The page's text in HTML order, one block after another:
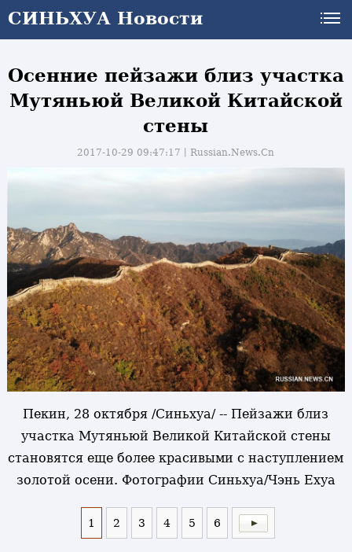
СИНЬХУА Новости
Осенние пейзажи близ участка
Мутяньюй Великой Китайской
стены
2017-10-29 09:47:17丨Russian.News.Cn
Пекин, 28 октября /Синьхуа/ -- Пейзажи близ
участка Мутяньюй Великой Китайской стены
становятся еще более красивыми с наступлением
золотой осени. Фотографии Синьхуа/Чэнь Ехуа
1 2 3 4 5 6